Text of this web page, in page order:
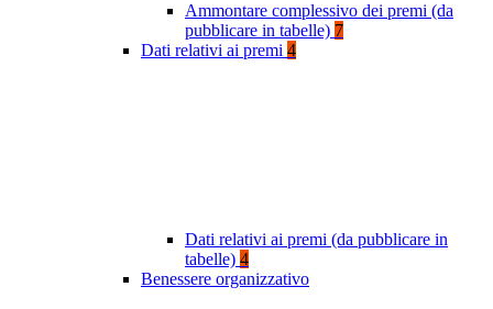
Ammontare complessivo dei premi (da
pubblicare in tabelle) 7
Dati relativi ai premi 4
Dati relativi ai premi (da pubblicare in
tabelle) 4
Benessere organizzativo